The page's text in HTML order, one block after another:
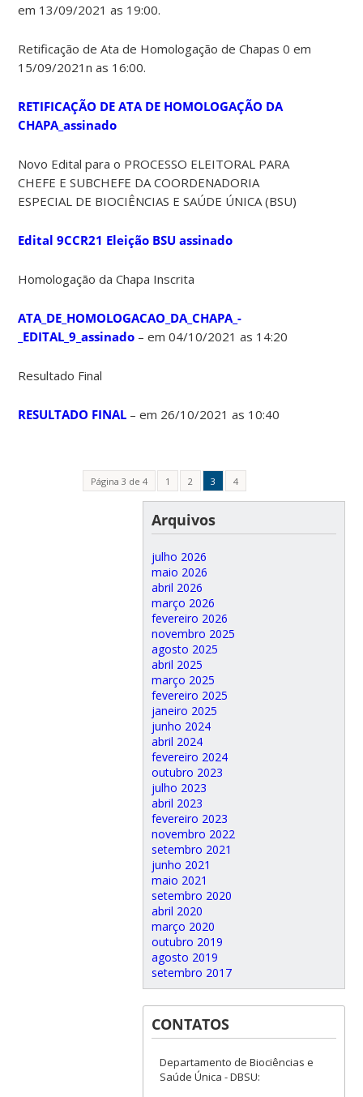
em 13/09/2021 as 19:00.
Retificação de Ata de Homologação de Chapas 0 em
15/09/2021n as 16:00.
RETIFICAÇÃO DE ATA DE HOMOLOGAÇÃO DA
CHAPA_assinado
Novo Edital para o PROCESSO ELEITORAL PARA
CHEFE E SUBCHEFE DA COORDENADORIA
ESPECIAL DE BIOCIÊNCIAS E SAÚDE ÚNICA (BSU)
Edital 9CCR21 Eleição BSU assinado
Homologação da Chapa Inscrita
ATA_DE_HOMOLOGACAO_DA_CHAPA_-
_EDITAL_9_assinado – em 04/10/2021 as 14:20
Resultado Final
RESULTADO FINAL – em 26/10/2021 as 10:40
Página 3 de 4 1 2 3 4
Arquivos
julho 2026
maio 2026
abril 2026
março 2026
fevereiro 2026
novembro 2025
agosto 2025
abril 2025
março 2025
fevereiro 2025
janeiro 2025
junho 2024
abril 2024
fevereiro 2024
outubro 2023
julho 2023
abril 2023
fevereiro 2023
novembro 2022
setembro 2021
junho 2021
maio 2021
setembro 2020
abril 2020
março 2020
outubro 2019
agosto 2019
setembro 2017
CONTATOS
Departamento de Biociências e
Saúde Única - DBSU: